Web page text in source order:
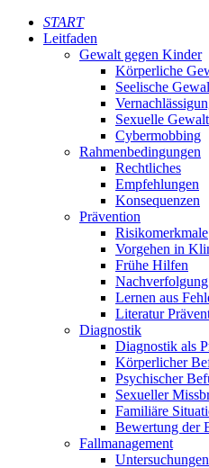
START
Leitfaden
Gewalt gegen Kinder
Körperliche
Seelische
Sexuelle Gewalt
Cybermobbing
Rahmenbedingungen
Rechtliches
Empfehlungen
Konsequenzen
Prävention
Risikomerkmale
Vorgehen in
Frühe Hilfen
Nachverfolgung
Lernen aus
Literatur
Diagnostik
Diagnostik als
Körperlicher
Psychischer
Sexueller
Familiäre
Bewertung der
Fallmanagement
Untersuchungen